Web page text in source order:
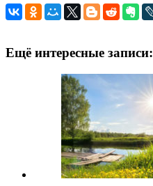
Ещё интересные записи: